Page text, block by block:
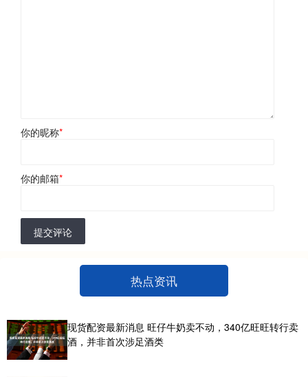
你的昵称*
你的邮箱*
提交评论
热点资讯
现货配资最新消息 旺仔牛奶卖不动，340亿旺旺转行卖
酒，并非首次涉足酒类